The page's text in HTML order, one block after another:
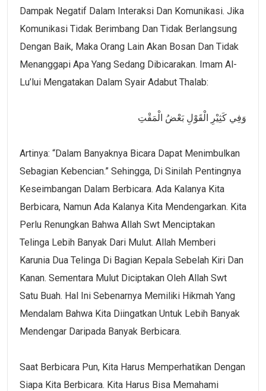
Dampak Negatif Dalam Interaksi Dan Komunikasi. Jika
Komunikasi Tidak Berimbang Dan Tidak Berlangsung
Dengan Baik, Maka Orang Lain Akan Bosan Dan Tidak
Menanggapi Apa Yang Sedang Dibicarakan. Imam Al-
Lu’lui Mengatakan Dalam Syair Adabut Thalab:
وَفِي كَثِيْرِ الْقَوْلِ بَعْضُ الْمَقْتِ
Artinya: “Dalam Banyaknya Bicara Dapat Menimbulkan
Sebagian Kebencian.” Sehingga, Di Sinilah Pentingnya
Keseimbangan Dalam Berbicara. Ada Kalanya Kita
Berbicara, Namun Ada Kalanya Kita Mendengarkan. Kita
Perlu Renungkan Bahwa Allah Swt Menciptakan
Telinga Lebih Banyak Dari Mulut. Allah Memberi
Karunia Dua Telinga Di Bagian Kepala Sebelah Kiri Dan
Kanan. Sementara Mulut Diciptakan Oleh Allah Swt
Satu Buah. Hal Ini Sebenarnya Memiliki Hikmah Yang
Mendalam Bahwa Kita Diingatkan Untuk Lebih Banyak
Mendengar Daripada Banyak Berbicara.
Saat Berbicara Pun, Kita Harus Memperhatikan Dengan
Siapa Kita Berbicara. Kita Harus Bisa Memahami